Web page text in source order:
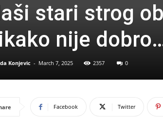
stari strog
nije
Konjevic - March 7, 2025 2357 0
Facebook Twitter